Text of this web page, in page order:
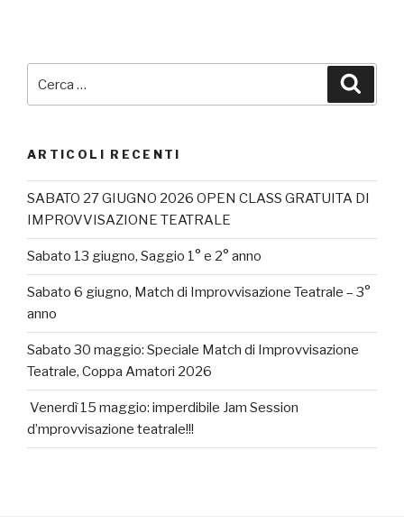
ARTICOLI RECENTI
SABATO 27 GIUGNO 2026 OPEN CLASS GRATUITA DI
IMPROVVISAZIONE TEATRALE
Sabato 13 giugno, Saggio 1° e 2° anno
Sabato 6 giugno, Match di Improvvisazione Teatrale – 3°
anno
Sabato 30 maggio: Speciale Match di Improvvisazione
Teatrale, Coppa Amatori 2026
Venerdì 15 maggio: imperdibile Jam Session
d’mprovvisazione teatrale!!!